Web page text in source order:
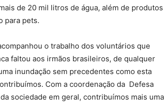
de 20 mil litros de água, além de produtos
para pets.
o trabalho dos voluntários que
faltou aos irmãos brasileiros, de qualquer
inundação sem precedentes como esta
Com a coordenação da Defesa
sociedade em geral, contribuímos mais uma